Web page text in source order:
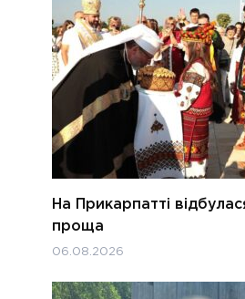
На Прикарпатті
проща
06.08.2026